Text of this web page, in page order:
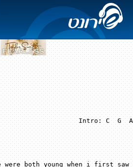
Fearless
Intro: C G A